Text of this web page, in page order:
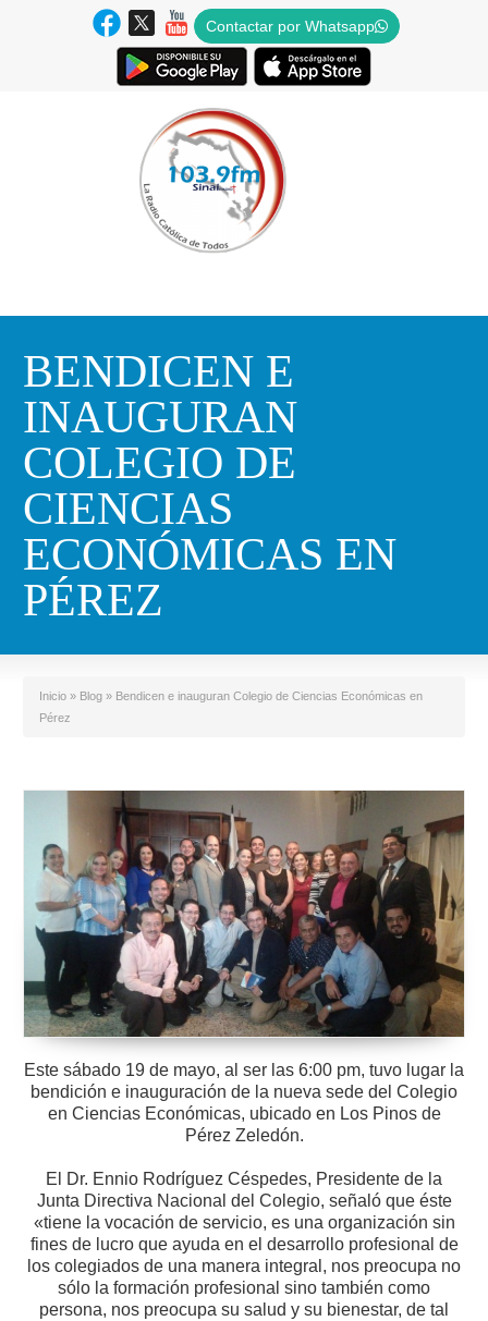
Contactar por Whatsapp
BENDICEN E
INAUGURAN
COLEGIO DE
CIENCIAS
ECONÓMICAS EN
PÉREZ
Inicio » Blog » Bendicen e inauguran Colegio de Ciencias Económicas en
Pérez
Este sábado 19 de mayo, al ser las 6:00 pm, tuvo lugar la
bendición e inauguración de la nueva sede del Colegio
en Ciencias Económicas, ubicado en Los Pinos de
Pérez Zeledón.
El Dr. Ennio Rodríguez Céspedes, Presidente de la
Junta Directiva Nacional del Colegio, señaló que éste
«tiene la vocación de servicio, es una organización sin
fines de lucro que ayuda en el desarrollo profesional de
los colegiados de una manera integral, nos preocupa no
sólo la formación profesional sino también como
persona, nos preocupa su salud y su bienestar, de tal